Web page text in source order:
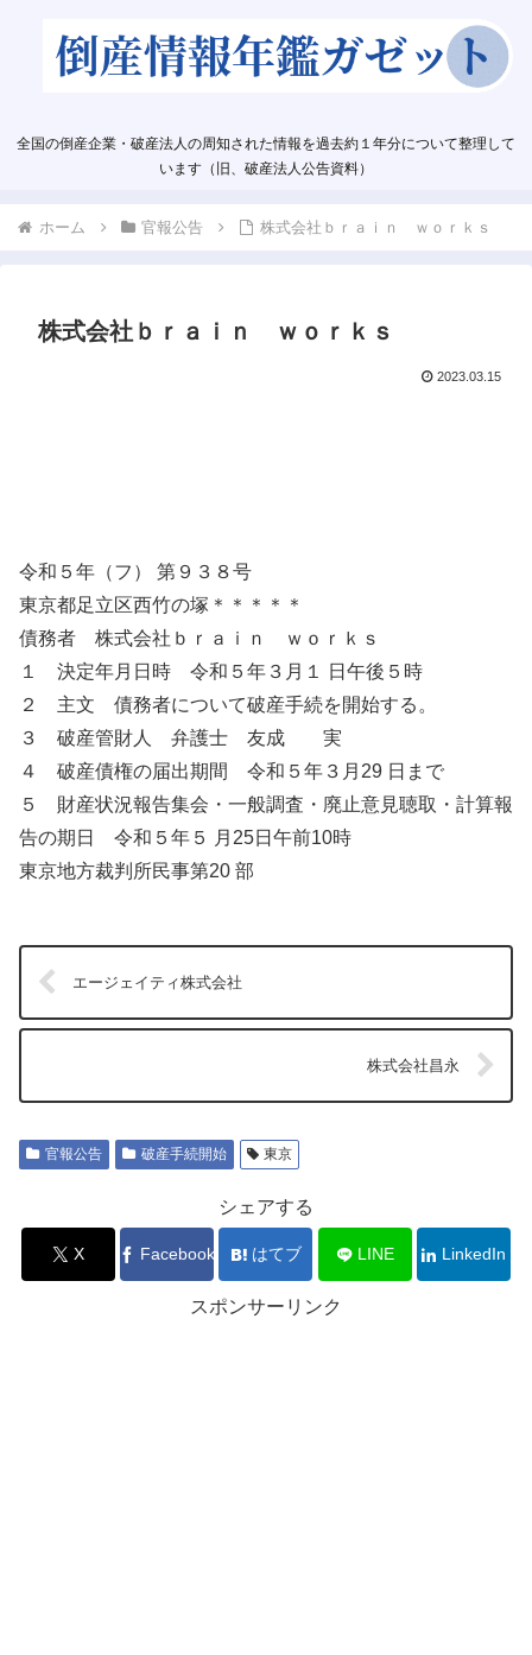
全国の倒産企業・破産法人の周知された情報を過去約１年分について整理して
います（旧、破産法人公告資料）
ホーム 官報公告 株式会社ｂｒａｉｎ ｗｏｒｋｓ
株式会社ｂｒａｉｎ ｗｏｒｋｓ
2023.03.15
令和５年（フ） 第９３８号
東京都足立区西竹の塚＊＊＊＊＊
債務者 株式会社ｂｒａｉｎ ｗｏｒｋｓ
１ 決定年月日時 令和５年３月１ 日午後５時
２ 主文 債務者について破産手続を開始する。
３ 破産管財人 弁護士 友成 実
４ 破産債権の届出期間 令和５年３月29 日まで
５ 財産状況報告集会・一般調査・廃止意見聴取・計算報
告の期日 令和５年５ 月25日午前10時
東京地方裁判所民事第20 部
エージェイティ株式会社
株式会社昌永
官報公告 破産手続開始 東京
シェアする
X Facebook はてブ LINE LinkedIn
スポンサーリンク